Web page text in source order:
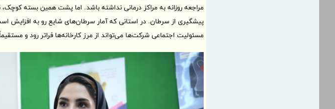
مراجعه روزانه به مراکز درمانی نداشته باشد. اما پشت همین بسته
پیشگیری از سرطان. در استانی که آمار سرطان‌های شایع رو به افزایش
مسئولیت اجتماعی شرکت‌ها می‌تواند از مرز کارخانه‌ها فراتر رود و